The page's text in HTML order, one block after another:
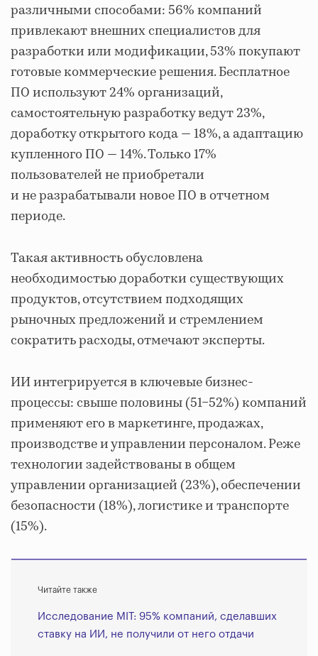
различными способами: 56% компаний
привлекают внешних специалистов для
разработки или модификации, 53% покупают
готовые коммерческие решения. Бесплатное
ПО используют 24% организаций,
самостоятельную разработку ведут 23%,
доработку открытого кода — 18%, а адаптацию
купленного ПО — 14%. Только 17%
пользователей не приобретали
и не разрабатывали новое ПО в отчетном
периоде.
Такая активность обусловлена
необходимостью доработки существующих
продуктов, отсутствием подходящих
рыночных предложений и стремлением
сократить расходы, отмечают эксперты.
ИИ интегрируется в ключевые бизнес-
процессы: свыше половины (51−52%) компаний
применяют его в маркетинге, продажах,
производстве и управлении персоналом. Реже
технологии задействованы в общем
управлении организацией (23%), обеспечении
безопасности (18%), логистике и транспорте
(15%).
Читайте также
Исследование MIT: 95% компаний, сделавших
ставку на ИИ, не получили от него отдачи